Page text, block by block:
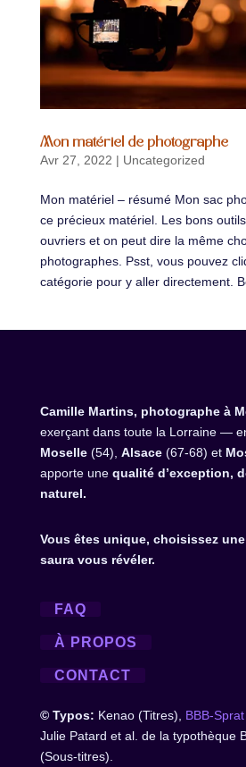
Mon matériel de photographe
Avr 27, 2022 | Uncategorized
Mon matériel – résumé Mon sac
ce précieux matériel. Les bons
ouvriers et on peut dire la même
photographes. Psst, vous pouvez
catégorie pour y aller directement.
Camille Martins, photographe à
exerçant dans toute la Lorraine —
Moselle(54), Alsace(67-68) et
apporte une qualité d’exception,
naturel.
Vous êtes unique, choisissez
saura vous révéler.
FAQ
À PROPOS
CONTACT
© Typos: Kenao (Titres), BBB-Sprat
Julie Patard et al. de la typothèque
(Sous-titres).